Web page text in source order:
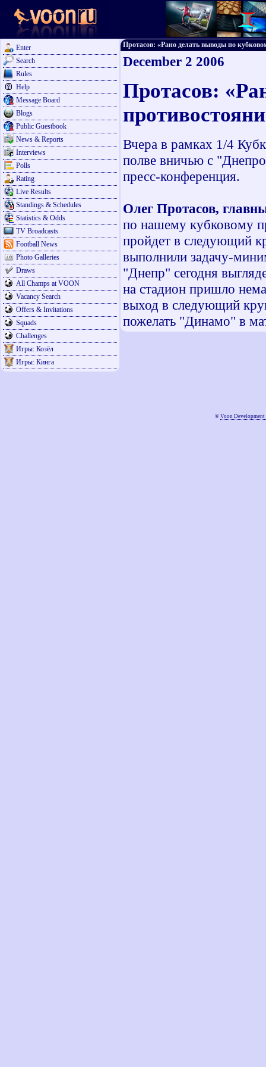
Enter
Search
Rules
Help
Message Board
Blogs
Public Guestbook
News & Reports
Interviews
Polls
Rating
Live Results
Standings & Schedules
Statistics & Odds
TV Broadcasts
Football News
Photo Galleries
Draws
All Champs at VOON
Vacancy Search
Offers & Invitations
Squads
Challenges
Игры: Козёл
Игры: Кинга
Протасов: «Рано делать выводы по
December 2 2006
Протасов:
Вчера в рамках 1/4
полве вничью с
пресс-конференция.
Олег Протасов,
по нашему кубковому
пройдет в следующий
выполнили задачу-
"Днепр" сегодня
на стадион пришло
выход в следующий
пожелать "Динамо" в
© Voon Development